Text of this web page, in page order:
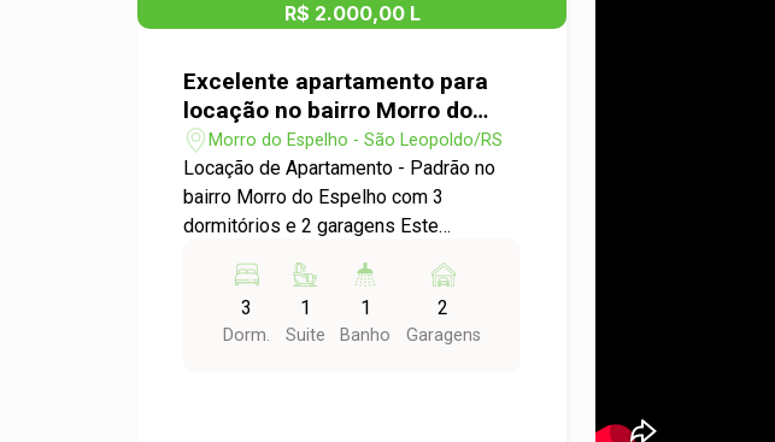
R$ 2.000,00 L
Excelente apartamento para
locação no bairro Morro do
Espelho em São Leopoldo
Morro do Espelho - São Leopoldo/RS
Locação de Apartamento - Padrão no
bairro Morro do Espelho com 3
dormitórios e 2 garagens Este
disponível para locação no bairro Morro
do Espelho, em São Leopoldo. Com 3
dormitórios e 2 garagens, é perfeito
3
Dorm.
1
Suite
1
Banho
2
Garagens